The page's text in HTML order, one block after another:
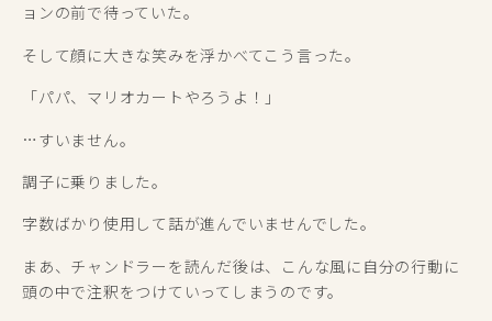
ョンの前で待っていた。
そして顔に大きな笑みを浮かべてこう言った。
「パパ、マリオカートやろうよ！」
…すいません。
調子に乗りました。
字数ばかり使用して話が進んでいませんでした。
まあ、チャンドラーを読んだ後は、こんな風に自分の行動に
頭の中で注釈をつけていってしまうのです。